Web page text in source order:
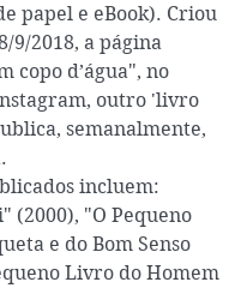
papel e eBook). Criou
9/2018, a página
copo d’água", no
outro 'livro
semanalmente,
incluem:
(2000), "O Pequeno
e do Bom Senso
Livro do Homem